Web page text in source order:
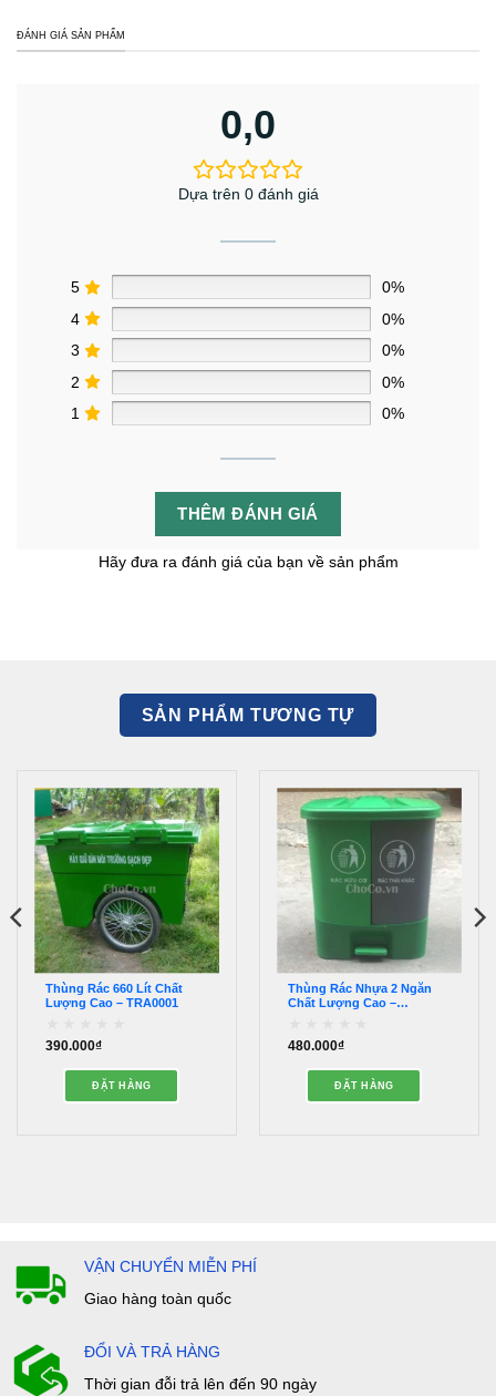
ĐÁNH GIÁ SẢN PHẨM
0,0
Dựa trên 0 đánh giá
5
0%
4
0%
3
0%
2
0%
1
0%
THÊM ĐÁNH GIÁ
Hãy đưa ra đánh giá của bạn về sản phẩm
SẢN PHẨM TƯƠNG TỰ
Thùng Rác 660 Lít Chất
Lượng Cao – TRA0001
Được
390.000₫
ĐẶT HÀNG
Thùng Rác Nhựa 2 Ngăn
Chất Lượng Cao –
Được
480.000₫
ĐẶT HÀNG
VẬN CHUYỂN MIỄN PHÍ
Giao hàng toàn quốc
ĐỔI VÀ TRẢ HÀNG
Thời gian đỗi trả lên đến 90 ngày